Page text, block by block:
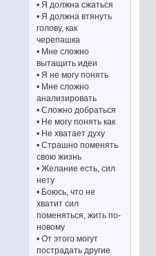
• Я должна сжаться
• Я должна втянуть
голову, как
черепашка
• Мне сложно
вытащить идеи
• Я не могу понять
• Мне сложно
анализировать
• Сложно добраться
• Не могу понять как
• Не хватает духу
• Страшно поменять
свою жизнь
• Желание есть, сил
нету
• Боюсь, что не
хватит сил
поменяться, жить по-
новому
• От этого могут
пострадать другие